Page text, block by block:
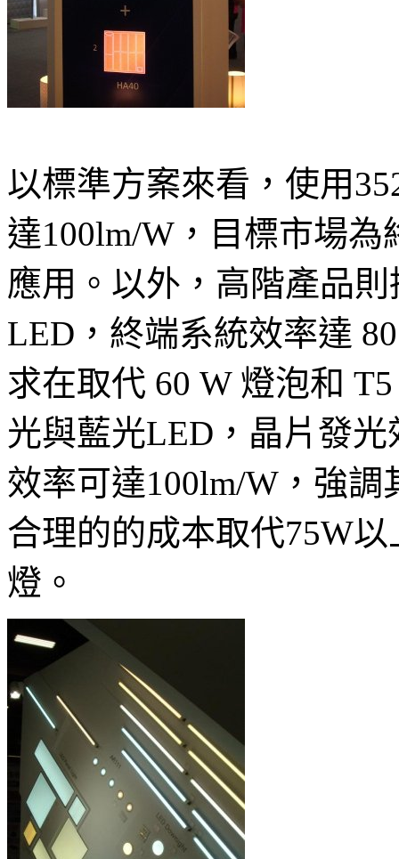
以標準方案來看，使用
達100lm/W，目標市場
應用。以外，高階產品
LED，終端系統效率達
求在取代 60 W 燈泡和
光與藍光LED，晶片發
效率可達100lm/W，強
合理的的成本取代75W
燈。